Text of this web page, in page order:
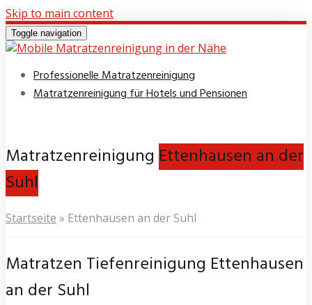
Skip to main content
Toggle navigation
Professionelle Matratzenreinigung
Matratzenreinigung für Hotels und Pensionen
Matratzenreinigung Ettenhausen an der
Suhl
Startseite » Ettenhausen an der Suhl
Matratzen Tiefenreinigung Ettenhausen
an der Suhl